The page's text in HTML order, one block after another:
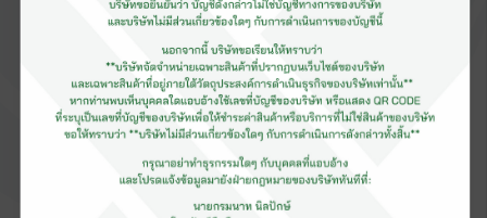
พนักงานขับรถส่งสินค้า (เพศชาย)
ประจำคลังสินค้าไผ่เงิน